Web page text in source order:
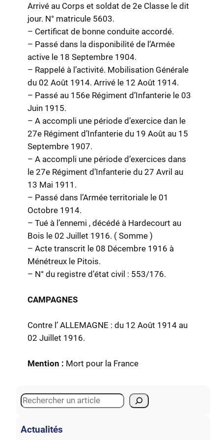
Arrivé au Corps et soldat de 2e Classe le dit
jour. N° matricule 5603.
– Certificat de bonne conduite accordé.
– Passé dans la disponibilité de l’Armée
active le 18 Septembre 1904.
– Rappelé à l’activité. Mobilisation Générale
du 02 Août 1914. Arrivé le 12 Août 1914.
– Passé au 156e Régiment d’Infanterie le 03
Juin 1915.
– A accompli une période d’exercice dan le
27e Régiment d’Infanterie du 19 Août au 15
Septembre 1907.
– A accompli une période d’exercices dans
le 27e Régiment d’Infanterie du 27 Avril au
13 Mai 1911.
– Passé dans l’Armée territoriale le 01
Octobre 1914.
– Tué à l’ennemi , décédé à Hardecourt au
Bois le 02 Juillet 1916. ( Somme )
– Acte transcrit le 08 Décembre 1916 à
Ménétreux le Pitois.
– N° du registre d’état civil : 553/176.
CAMPAGNES
Contre l’ ALLEMAGNE : du 12 Août 1914 au
02 Juillet 1916.
Mention : Mort pour la France
S
a
Actualités